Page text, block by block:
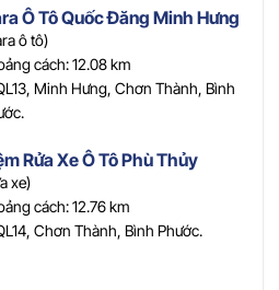
Ô Tô Quốc Đăng Minh Hưng
ô tô)
cách: 12.08 km
Minh Hưng, Chơn Thành, Bình
Rửa Xe Ô Tô Phù Thủy
xe)
cách: 12.76 km
Chơn Thành, Bình Phước.